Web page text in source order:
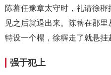
陈蕃任豫章太守时，礼请徐
见之后就退出来。陈蕃在郡
特设一个榻，徐稺走了就悬挂
强于犯上